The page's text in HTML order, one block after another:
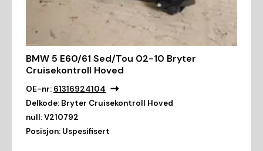
BMW 5 E60/61 Sed/Tou 02-10 Bryter
Cruisekontroll Hoved
OE-nr: 61316924104
Delkode: Bryter Cruisekontroll Hoved
null:V210792
Posisjon: Uspesifisert